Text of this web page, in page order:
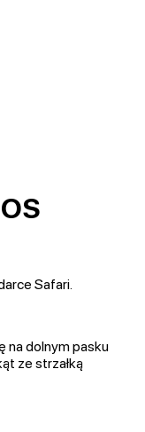
Safari.
na dolnym pasku
ze strzałką